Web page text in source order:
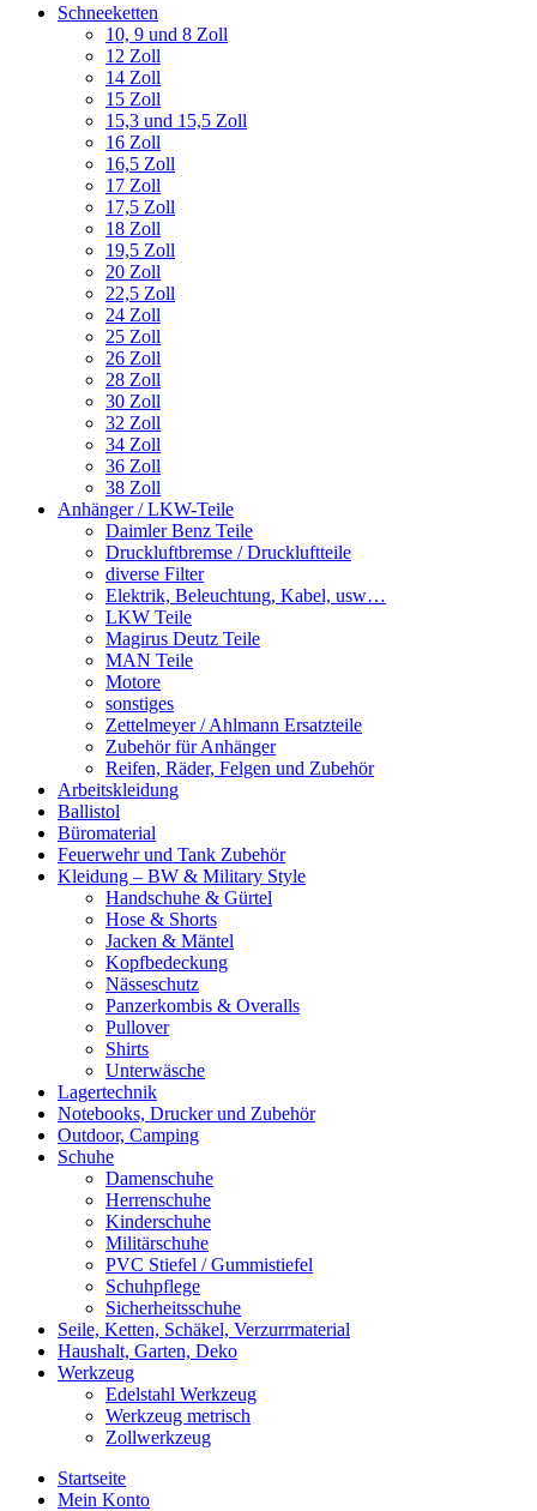
Schneeketten
10, 9 und 8 Zoll
12 Zoll
14 Zoll
15 Zoll
15,3 und 15,5 Zoll
16 Zoll
16,5 Zoll
17 Zoll
17,5 Zoll
18 Zoll
19,5 Zoll
20 Zoll
22,5 Zoll
24 Zoll
25 Zoll
26 Zoll
28 Zoll
30 Zoll
32 Zoll
34 Zoll
36 Zoll
38 Zoll
Anhänger / LKW-Teile
Daimler Benz Teile
Druckluftbremse / Druckluftteile
diverse Filter
Elektrik, Beleuchtung, Kabel, usw…
LKW Teile
Magirus Deutz Teile
MAN Teile
Motore
sonstiges
Zettelmeyer / Ahlmann Ersatzteile
Zubehör für Anhänger
Reifen, Räder, Felgen und Zubehör
Arbeitskleidung
Ballistol
Büromaterial
Feuerwehr und Tank Zubehör
Kleidung – BW & Military Style
Handschuhe & Gürtel
Hose & Shorts
Jacken & Mäntel
Kopfbedeckung
Nässeschutz
Panzerkombis & Overalls
Pullover
Shirts
Unterwäsche
Lagertechnik
Notebooks, Drucker und Zubehör
Outdoor, Camping
Schuhe
Damenschuhe
Herrenschuhe
Kinderschuhe
Militärschuhe
PVC Stiefel / Gummistiefel
Schuhpflege
Sicherheitsschuhe
Seile, Ketten, Schäkel, Verzurrmaterial
Haushalt, Garten, Deko
Werkzeug
Edelstahl Werkzeug
Werkzeug metrisch
Zollwerkzeug
Startseite
Mein Konto